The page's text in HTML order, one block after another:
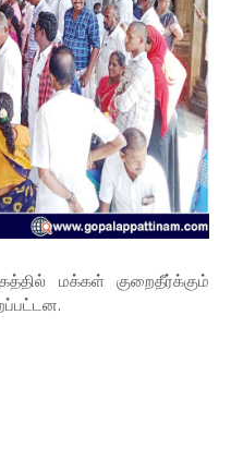
மக்கள் குறைதீர்க்கும்